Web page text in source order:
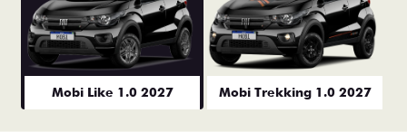
Mobi Like 1.0 2027 Mobi Trekking 1.0 2027